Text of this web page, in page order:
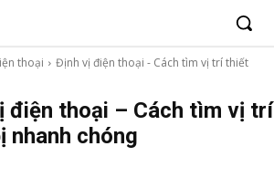
thoại
Định vị điện thoại - Cách tìm vị trí thiết
điện thoại – Cách tìm vị trí
nhanh chóng